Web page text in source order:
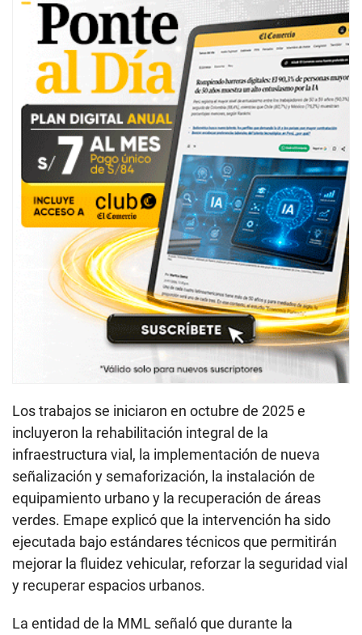
Los trabajos se iniciaron en octubre de 2025 e
incluyeron la rehabilitación integral de la
infraestructura vial, la implementación de nueva
señalización y semaforización, la instalación de
equipamiento urbano y la recuperación de áreas
verdes. Emape explicó que la intervención ha sido
ejecutada bajo estándares técnicos que permitirán
mejorar la fluidez vehicular, reforzar la seguridad vial
y recuperar espacios urbanos.
La entidad de la MML señaló que durante la